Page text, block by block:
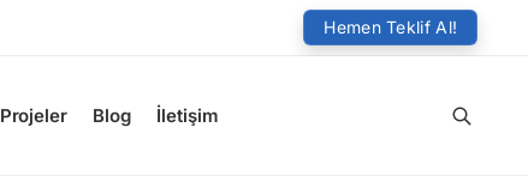
Hemen Teklif Al!
Projeler Blog İletişim
Ara